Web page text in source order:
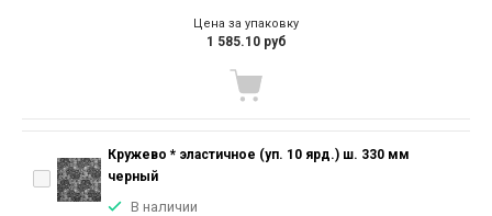
Цена за упаковку
1 585.10 руб
Кружево * эластичное (уп. 10 ярд.) ш. 330 мм
черный
В наличии